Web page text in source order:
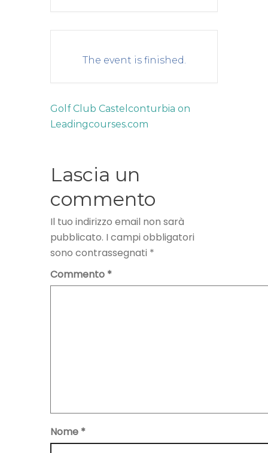
The event is finished.
Golf Club Castelconturbia on
Leadingcourses.com
Lascia un
commento
Il tuo indirizzo email non sarà
pubblicato. I campi obbligatori
sono contrassegnati *
Commento *
Nome *